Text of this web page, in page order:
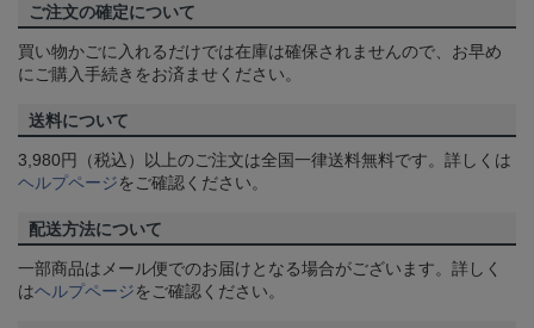
ご注文の確定について
買い物かごに入れるだけでは在庫は確保されませんので、お早め
にご購入手続きをお済ませください。
送料について
3,980円（税込）以上のご注文は全国一律送料無料です。詳しくは
ヘルプページをご確認ください。
配送方法について
一部商品はメール便でのお届けとなる場合がございます。詳しく
はヘルプページをご確認ください。